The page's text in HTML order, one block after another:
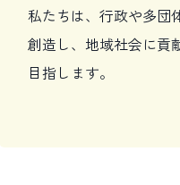
私たちは、行政や多団
創造し、地域社会に貢
目指します。